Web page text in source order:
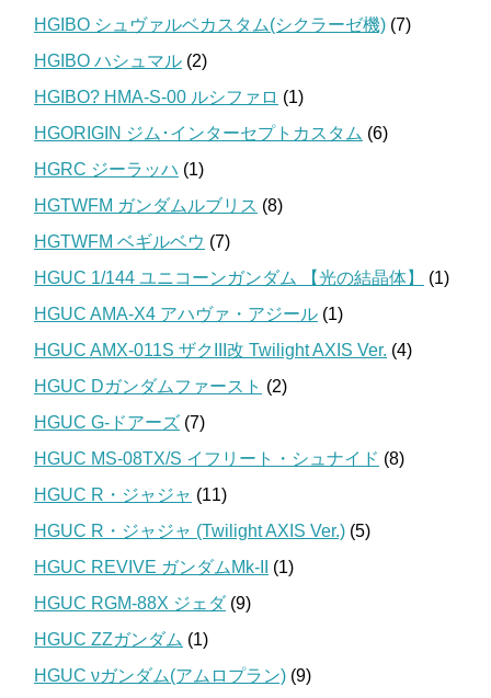
HGIBO シュヴァルベカスタム(シクラーゼ機) (7)
HGIBO ハシュマル (2)
HGIBO? HMA-S-00 ルシファロ (1)
HGORIGIN ジム･インターセプトカスタム (6)
HGRC ジーラッハ (1)
HGTWFM ガンダムルブリス (8)
HGTWFM ベギルベウ (7)
HGUC 1/144 ユニコーンガンダム 【光の結晶体】
(1)
HGUC AMA-X4 アハヴァ・アジール (1)
HGUC AMX-011S ザクIII改 Twilight AXIS Ver. (4)
HGUC Dガンダムファースト (2)
HGUC G-ドアーズ (7)
HGUC MS-08TX/S イフリート・シュナイド (8)
HGUC R・ジャジャ (11)
HGUC R・ジャジャ (Twilight AXIS Ver.) (5)
HGUC REVIVE ガンダムMk-II
(1)
HGUC RGM-88X ジェダ(9)
HGUC ZZガンダム (1)
HGUC νガンダム(アムロプラン) (9)